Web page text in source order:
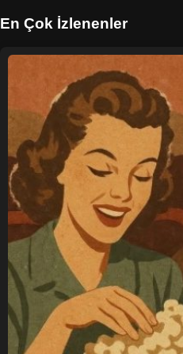
En Çok İzlenenler